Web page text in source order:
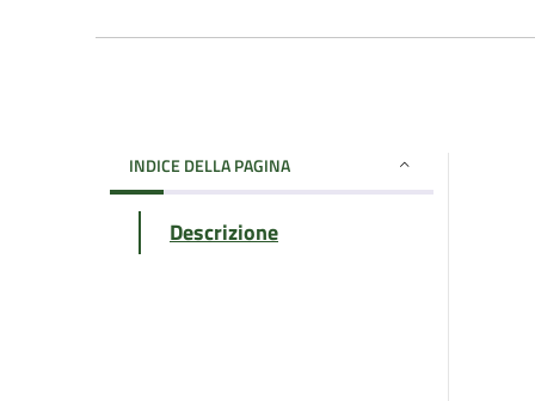
INDICE DELLA PAGINA
Descrizione